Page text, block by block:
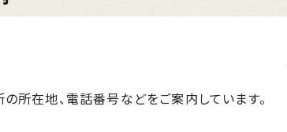
所在地、電話番号などをご案内しています。